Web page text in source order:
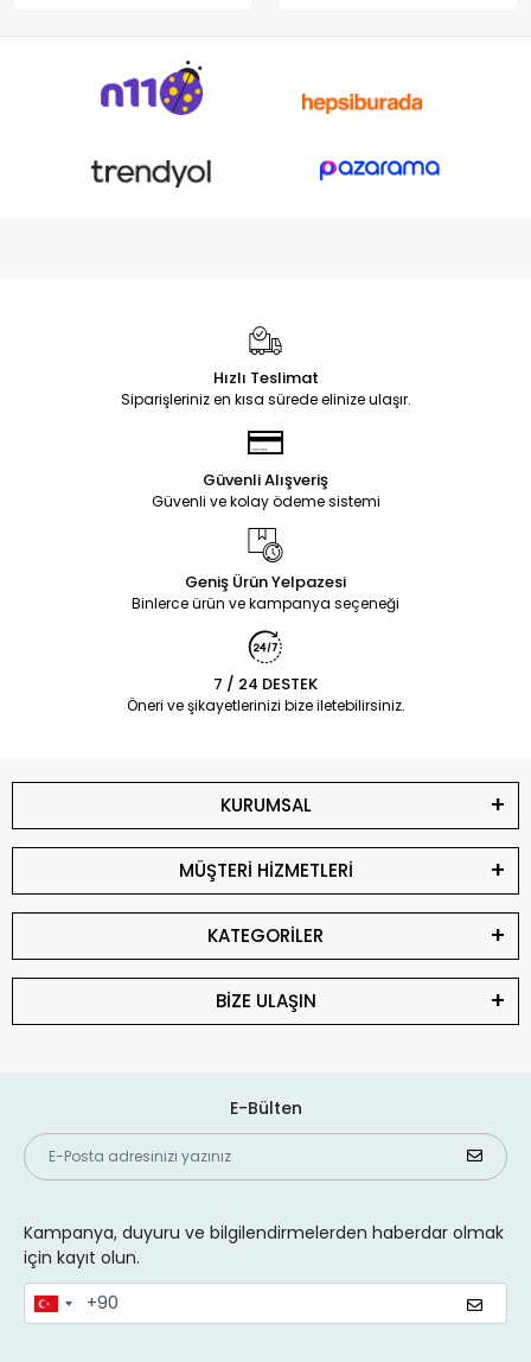
Hızlı Teslimat
Siparişleriniz en kısa sürede elinize ulaşır.
Güvenli Alışveriş
Güvenli ve kolay ödeme sistemi
Geniş Ürün Yelpazesi
Binlerce ürün ve kampanya seçeneği
7 / 24 DESTEK
Öneri ve şikayetlerinizi bize iletebilirsiniz.
KURUMSAL
MÜŞTERİ HİZMETLERİ
KATEGORİLER
BİZE ULAŞIN
E-Bülten
Kampanya, duyuru ve bilgilendirmelerden haberdar olmak
için kayıt olun.